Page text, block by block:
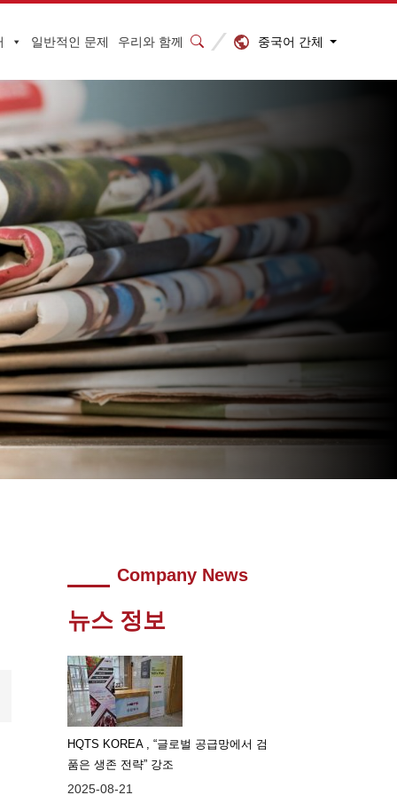
일반적인 문제 우리와 함께 중국어 간체
Company News
뉴스 정보
HQTS KOREA , “글로벌 공급망에서 검
품은 생존 전략” 강조
2025-08-21